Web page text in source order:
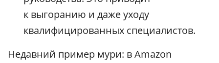
к выгоранию и даже уходу
квалифицированных специалистов.
Недавний пример мури: в Amazon